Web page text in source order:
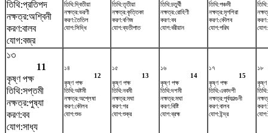
তিথি:প্রতিপদ
নক্ষত্র:অশ্বিনী
করণ:বালব
যোগ:বজ্র
তিথি:দ্বিতীয়া
নক্ষত্র:ভরণী
করণ:তৈতিল
যোগ:সিদ্ধি
তিথি:তৃতীয়া
নক্ষত্র:কৃত্তিকা
করণ:বণিজ
যোগ:ব্যতীপাত
তিথি:চতুর্থী
নক্ষত্র:রোহিণী
করণ:বব
যোগ:বরীয়ান
তিথি:পঞ্চমী
নক্ষত্র:মৃগশিরা
করণ:কৌলব
যোগ:পরিঘ
১৩
11
কৃষ্ণ পক্ষ
তিথি:সপ্তমী
নক্ষত্র:পুষ্যা
করণ:বব
যোগ:সাধ্য
১৪
12
কৃষ্ণ পক্ষ
তিথি:অষ্টমী
নক্ষত্র:অশ্লেষা
করণ:কৌলব
যোগ:শুভ
১৫
13
কৃষ্ণ পক্ষ
তিথি:নবমী
নক্ষত্র:মঘা
করণ:গর
যোগ:শুক্র
১৬
14
কৃষ্ণ পক্ষ
তিথি:দশমী
নক্ষত্র:মঘা
করণ:বিষ্টি
যোগ:ব্রহ্ম
১৭
15
কৃষ্ণ পক্ষ
তিথি:একাদশী
নক্ষত্র:পূর্বফাল্গুনী
করণ:বালব
যোগ:ইন্দ্র
১৮
কৃষ্ণ